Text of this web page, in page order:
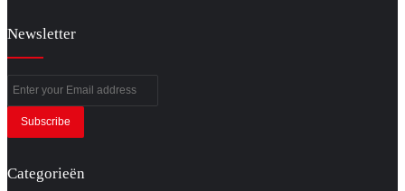
Newsletter
your
Email
address
Categorieën